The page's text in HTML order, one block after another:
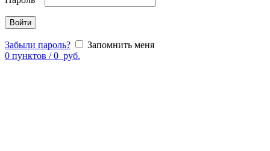
Войти
Забыли пароль?
Запомнить меня
0 пунктов / 0 руб.